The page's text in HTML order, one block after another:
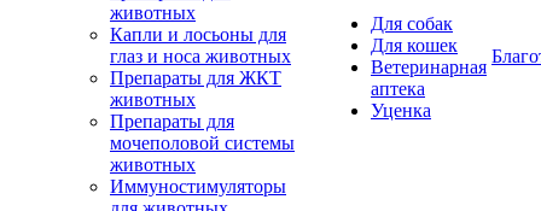
животных
Капли и лосьоны для
глаз и носа животных
Препараты для ЖКТ
животных
Препараты для
мочеполовой системы
животных
Иммуностимуляторы
Для собак
Для кошек
Ветеринарная
аптека
Уценка